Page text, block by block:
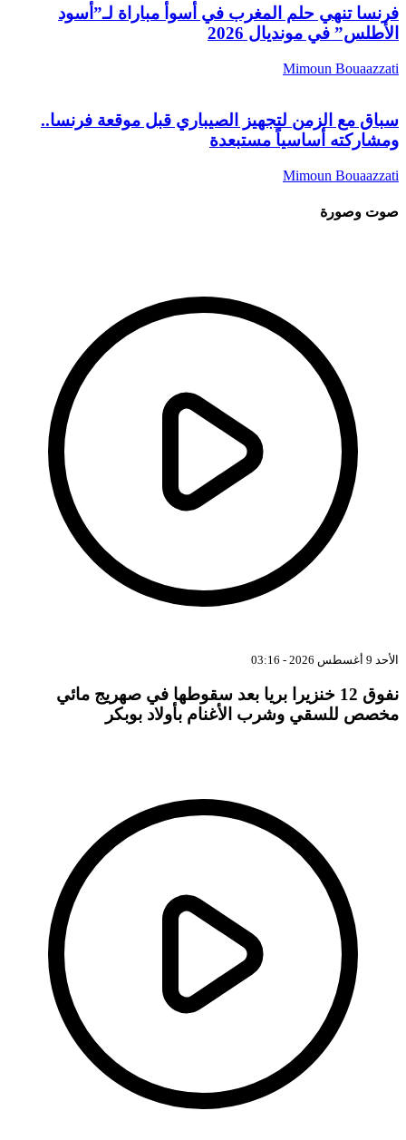
تنهي حلم المغرب في أسوأ مباراة لـ”أسود
في مونديال 2026
Mimoun
مع الزمن لتجهيز الصيباري قبل موقعة فرنسا..
أساسياً مستبعدة
Mimoun
وصورة
9 أغسطس 2026 - 03:16
نفوق 12 خنزيرا بريا بعد سقوطها في صهريج مائي
للسقي وشرب الأغنام بأولاد بوبكر